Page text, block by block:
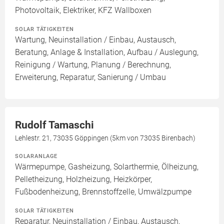
Photovoltaik, Elektriker, KFZ Wallboxen
SOLAR TÄTIGKEITEN
Wartung, Neuinstallation / Einbau, Austausch,
Beratung, Anlage & Installation, Aufbau / Auslegung,
Reinigung / Wartung, Planung / Berechnung,
Erweiterung, Reparatur, Sanierung / Umbau
Rudolf Tamaschi
Lehlestr. 21, 73035 Göppingen (5km von 73035 Birenbach)
SOLARANLAGE
Wärmepumpe, Gasheizung, Solarthermie, Ölheizung,
Pelletheizung, Holzheizung, Heizkörper,
Fußbodenheizung, Brennstoffzelle, Umwälzpumpe
SOLAR TÄTIGKEITEN
Reparatur, Neuinstallation / Einbau, Austausch,